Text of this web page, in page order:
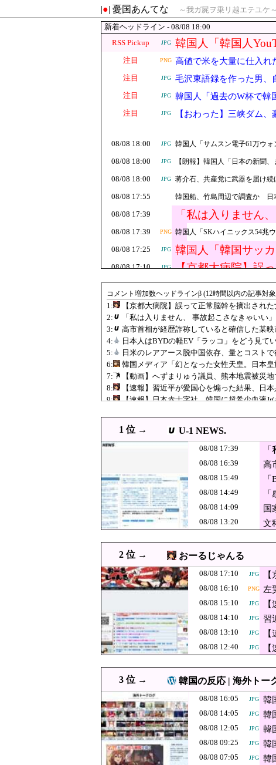
|●| 憂国あんてな ～我ガ屍ヲ乗リ越エテユケ～
新着ヘッドライン - 08/08 18:00
RSS Pickup
JPG
韓国人「韓国人
ﾙ」＝韓国の反応
注目 PNG 高値で米を大量に仕入れ
注目 JPG 毛沢東語録を作った男、
注目 JPG
韓国人「過去のW杯で
ﾙ」＝韓国の反応
注目 JPG 【おわった】三峡ダム
08/08 18:00 JPG 韓国人「サムスン電子61万ウ
08/08 18:00 JPG 【朗報】韓国人「日本の新聞
08/08 18:00 JPG 蒋介石、共産党に武器を届け
08/08 17:55 韓国船、竹島周辺で調査か 日
08/08 17:39
「私は入りません
無いし事故起こし
08/08 17:39 PNG 韓国人「SKハイニックス54兆
08/08 17:25 JPG
韓国人「韓国サッ
にも疑いの視線が
08/08 17:10 JPG
【京都大病院】誤
ると判明
08/08 17:00 ”サ終” 相次ぐスマホゲーム、
08/08 17:00 JPG 韓国人「17億ウォンのマンシ
08/08 16:55 日本赤十字社、韓国の緊急要
08/08 16:52 JPG 日本人はBYDの軽EV「
08/08 16:39
高市首相が経歴詐
すが…」とツッコ
08/08 16:38 JPG
【悲報】ﾈｯﾄ民「正規デ
ｗｗｗｗｗｗｗｗｗｗｗ
08/08 16:30 韓国の人気コーヒーチェーン
08/08 16:10
左翼市民団体、広
が汚いんじゃ！」
08/08 16:05 JPG
韓国人「現在、日
は…？（ﾌﾞﾙﾌﾞﾙ」
【悲報】中道・立憲・公明が
08/08 16:00 JPG 「外国人受け入れ反対」大幅
08/08 16:00 PNG 韓国がサッカーの審判
08/08 16:00 【うさぎおいしい】「ウサギ
08/08 16:00 JPG 韓国大統領「無能な人間を指
08/08 16:00 【朗報】韓国人「Jリーグのこ
08/08 15:55 放課後、弓袋を背負って練習
08/08 15:49
「BYD RACCOは
RACCOの一番の特
【拡散希望】辺野古転覆事故
08/08 15:38 JPG 北朝鮮の弾道ミサイル部
08/08 15:35
韓国人「不適切接
が一斉に報道！」
08/08 15:31 韓国人「本当にこれだけ
08/08 15:17 韓国人「韓国サッカー審判性
08/08 15:10 JPG
【速報】習近平が
超が軍服姿で一斉
08/08 15:08 JPG
【悲報】Q：なぜ辺野古
ｗｗｗｗｗｗｗｗｗｗｗ
08/08 15:00 「14歳の少年に挿入を…」性器
08/08 15:00 【琵琶湖三市同時花火大会】
1 位 → U-1 NEWS.
08/08 17:39
し
08/08 16:39
高
08/08 15:49
08/08 14:49
る
08/08 14:09
国
ィ
08/08 13:20 文
2 位 → おーるじゃんる
08/08 17:10 JPG
判
08/08 16:10 PNG
左
08/08 15:10 JPG
軍
08/08 14:10 JPG 習
08/08 13:10 JPG
08/08 12:40 JPG
3 位 → 韓国の反応 | 海外トー
08/08 16:05 JPG
韓
ﾙﾌ
08/08 14:05 JPG
韓
ら
08/08 12:05 JPG
韓
つ
08/08 09:25 JPG
韓
ず
08/08 07:05 JPG
韓